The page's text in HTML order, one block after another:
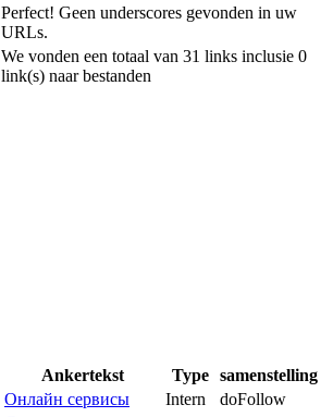
Perfect! Geen underscores gevonden in uw
URLs.
We vonden een totaal van 31 links inclusie 0
link(s) naar bestanden
Ankertekst Type samenstelling
Онлайн сервисы
Intern
doFollow